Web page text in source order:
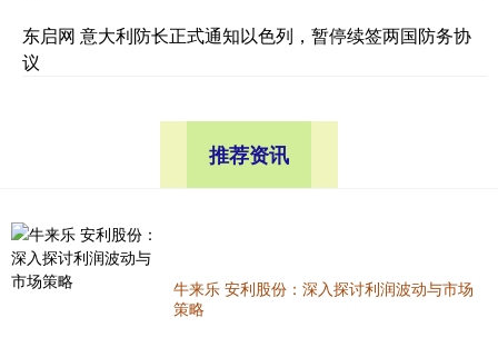
东启网 意大利防长正式通知以色列，暂停续签两国防务协
议
推荐资讯
牛来乐 安利股份：深入探讨利润波动与市场
策略